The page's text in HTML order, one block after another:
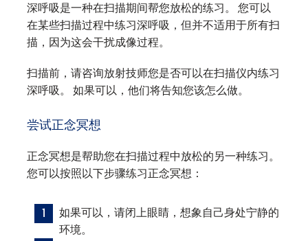
深呼吸是一种在扫描期间帮您放松的练习。 您可以
在某些扫描过程中练习深呼吸，但并不适用于所有扫
描，因为这会干扰成像过程。
扫描前，请咨询放射技师您是否可以在扫描仪内练习
深呼吸。 如果可以，他们将告知您该怎么做。
尝试正念冥想
正念冥想是帮助您在扫描过程中放松的另一种练习。
您可以按照以下步骤练习正念冥想：
如果可以，请闭上眼睛，想象自己身处宁静的
环境。